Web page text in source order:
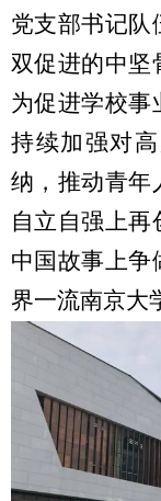
党支部书记队
双促进的中坚
为促进学校事
持续加强对
纳，推动青年
自立自强上再
中国故事上争
界一流南京大